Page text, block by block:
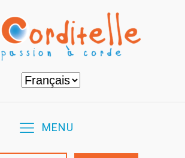
Choisir
une
MENU